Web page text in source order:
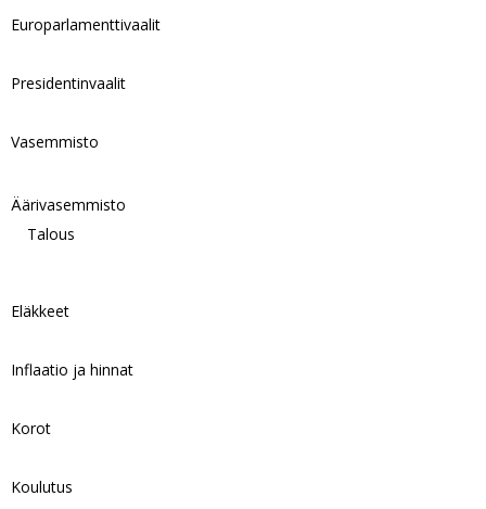
Europarlamenttivaalit
Presidentinvaalit
Vasemmisto
Äärivasemmisto
Talous
Eläkkeet
Inflaatio ja hinnat
Korot
Koulutus